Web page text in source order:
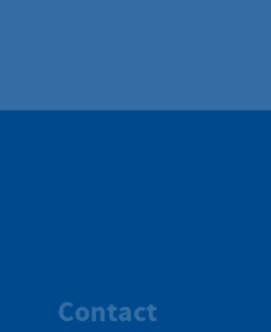
Contact